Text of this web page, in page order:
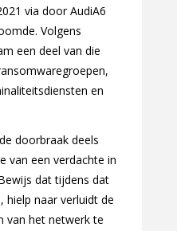
via door AudiA6
Volgens
een deel van die
en
doorbraak deels
van een verdachte in
dat tijdens dat
hielp naar verluidt de
van het netwerk te